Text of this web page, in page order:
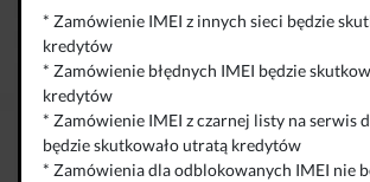
* Zamówienie IMEI z innych sieci będzie
kredytów
* Zamówienie błędnych IMEI będzie
kredytów
* Zamówienie IMEI z czarnej listy na serwis
będzie skutkowało utratą kredytów
* Zamówienia dla odblokowanych IMEI nie